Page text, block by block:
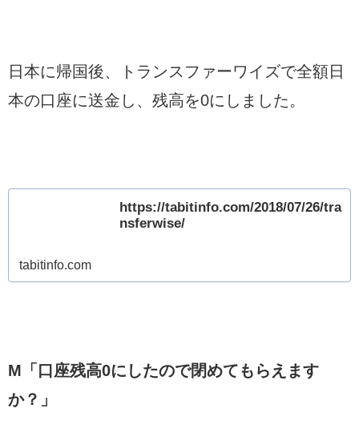
日本に帰国後、トランスファーワイズで全額日
本の口座に送金し、残高を0にしました。
https://tabitinfo.com/2018/07/26/tra
nsferwise/
tabitinfo.com
M「口座残高0にしたので閉めてもらえます
か？」